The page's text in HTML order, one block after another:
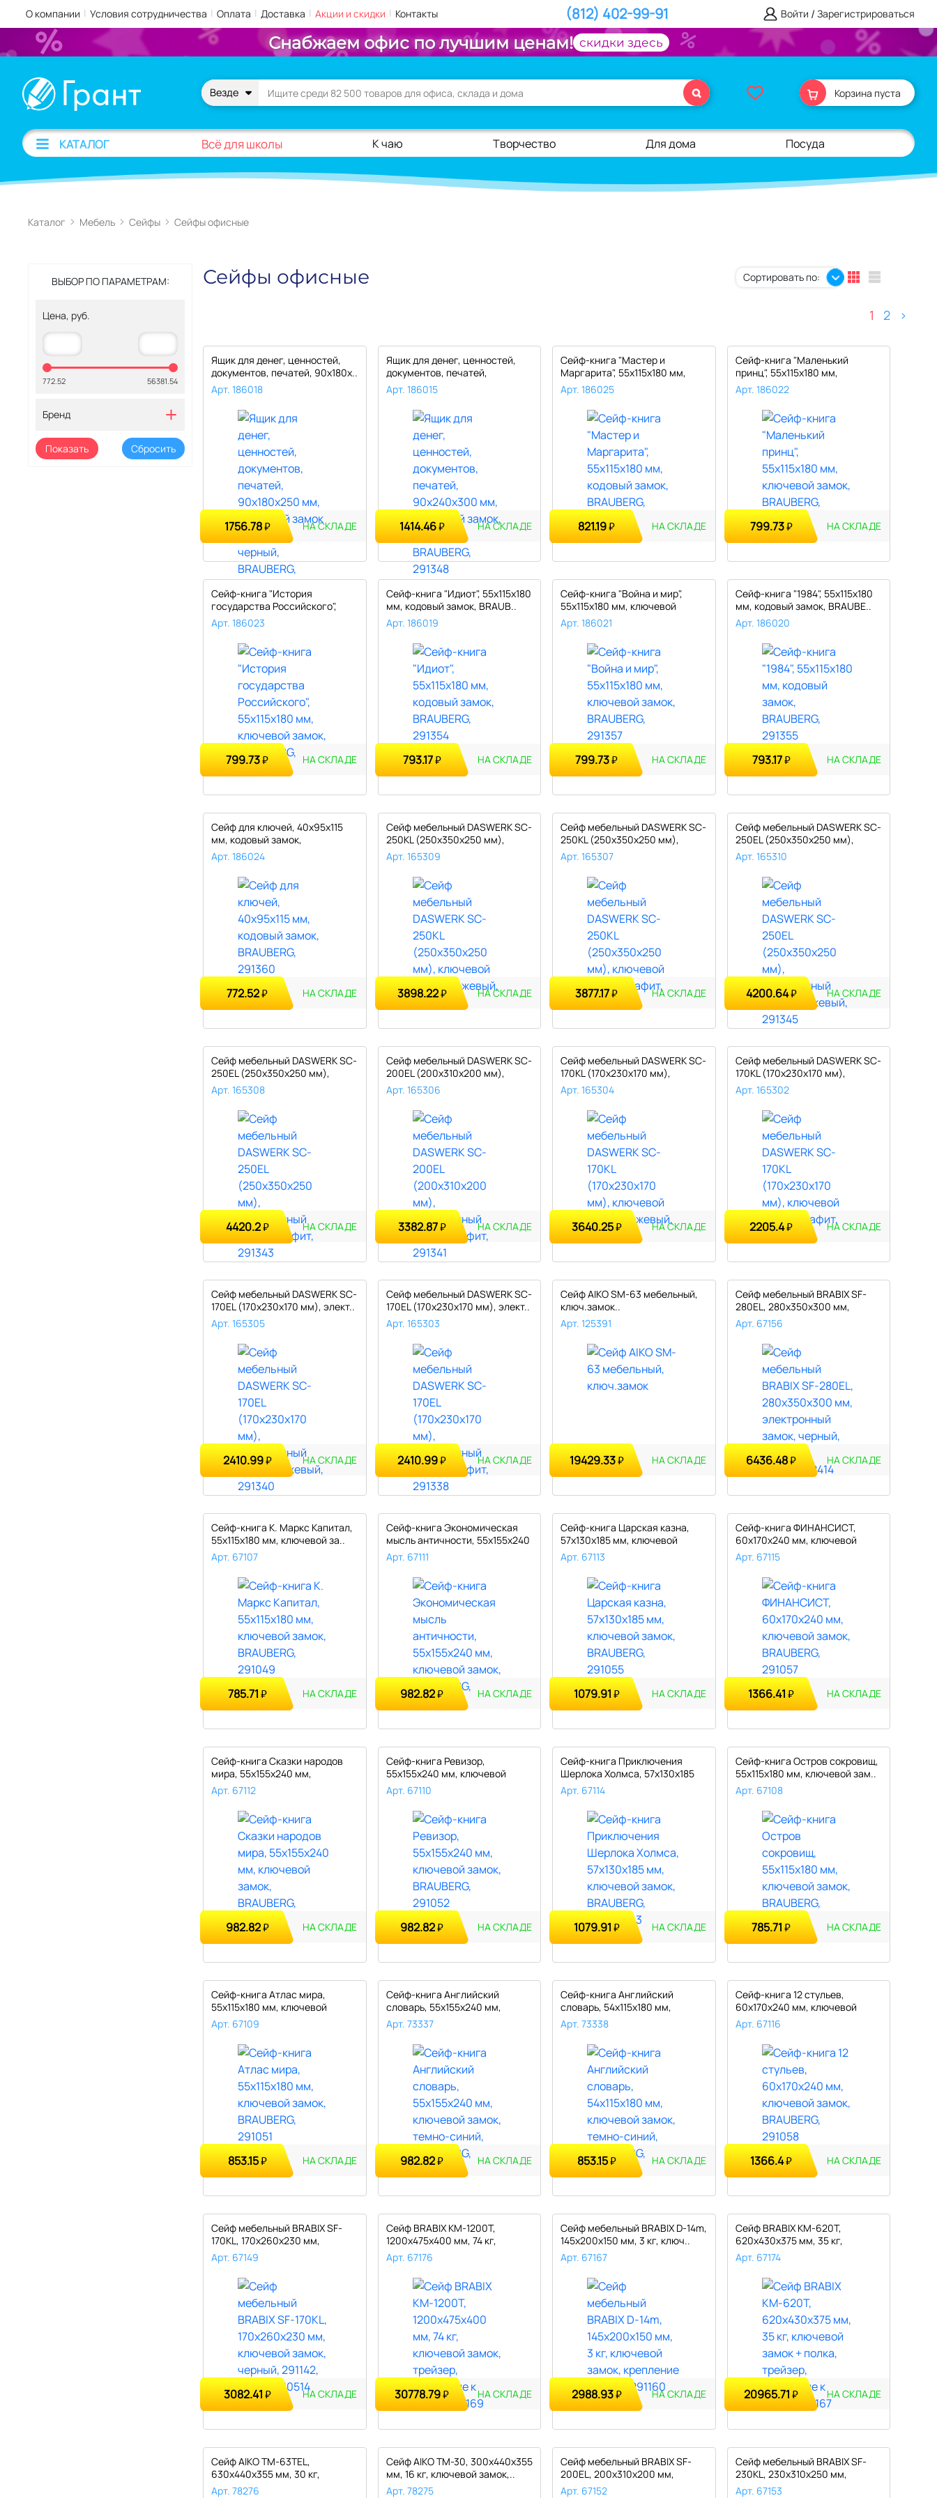
О компании | Условия сотрудничества | Оплата | Доставка | Акции и скидки | Контакты (812) 402-99-91 Войти / Зарегистрироваться
Снабжаем офис по лучшим ценам! скидки здесь
Везде Корзина пуста
КАТАЛОГ Всё для школы К чаю Творчество Для дома Посуда
Каталог Мебель Сейфы Сейфы офисные
ВЫБОР ПО ПАРАМЕТРАМ:
Цена, руб.
772.52 56381.54
Бренд
Сейфы офисные Сортировать по:
1 2 >
Ящик для денег, ценностей,
документов, печатей, 90х180х..
Арт. 186018
1756.78₽ НА СКЛАДЕ
Ящик для денег, ценностей,
документов, печатей,
90х240х..
Арт. 186015
1414.46₽ НА СКЛАДЕ
Сейф-книга "Мастер и
Маргарита", 55х115х180 мм,
кодовый..
Арт. 186025
821.19₽ НА СКЛАДЕ
Сейф-книга "Маленький
принц", 55х115х180 мм,
ключевой з..
Арт. 186022
799.73₽ НА СКЛАДЕ
Сейф-книга "История
государства Российского",
55х115х18..
Арт. 186023
799.73₽ НА СКЛАДЕ
Сейф-книга "Идиот", 55х115х180
мм, кодовый замок, BRAUB..
Арт. 186019
793.17₽ НА СКЛАДЕ
Сейф-книга "Война и мир",
55х115х180 мм, ключевой
замок..
Арт. 186021
799.73₽ НА СКЛАДЕ
Сейф-книга "1984", 55х115х180
мм, кодовый замок, BRAUBE..
Арт. 186020
793.17₽ НА СКЛАДЕ
Сейф для ключей, 40x95x115
мм, кодовый замок,
BRAUBERG,..
Арт. 186024
772.52₽ НА СКЛАДЕ
Сейф мебельный DASWERK SC-
250KL (250х350х250 мм),
ключе..
Арт. 165309
3898.22₽ НА СКЛАДЕ
Сейф мебельный DASWERK SC-
250KL (250х350х250 мм),
ключе..
Арт. 165307
3877.17₽ НА СКЛАДЕ
Сейф мебельный DASWERK SC-
250EL (250х350х250 мм),
элект..
Арт. 165310
4200.64₽ НА СКЛАДЕ
Сейф мебельный DASWERK SC-
250EL (250х350х250 мм),
элект..
Арт. 165308
4420.2₽ НА СКЛАДЕ
Сейф мебельный DASWERK SC-
200EL (200х310х200 мм),
элект..
Арт. 165306
3382.87₽ НА СКЛАДЕ
Сейф мебельный DASWERK SC-
170KL (170х230х170 мм),
ключе..
Арт. 165304
3640.25₽ НА СКЛАДЕ
Сейф мебельный DASWERK SC-
170KL (170х230х170 мм),
ключе..
Арт. 165302
2205.4₽ НА СКЛАДЕ
Сейф мебельный DASWERK SC-
170EL (170х230х170 мм), элект..
Арт. 165305
2410.99₽ НА СКЛАДЕ
Сейф мебельный DASWERK SC-
170EL (170х230х170 мм), элект..
Арт. 165303
2410.99₽ НА СКЛАДЕ
Сейф AIKO SM-63 мебельный,
ключ.замок..
Арт. 125391
19429.33₽ НА СКЛАДЕ
Сейф мебельный BRABIX SF-
280EL, 280х350х300 мм,
электро..
Арт. 67156
6436.48₽ НА СКЛАДЕ
Сейф-книга К. Маркс Капитал,
55х115х180 мм, ключевой за..
Арт. 67107
785.71 ₽ НА СКЛАДЕ
Сейф-книга Экономическая
мысль античности, 55х155х240
м..
Арт. 67111
982.82₽ НА СКЛАДЕ
Сейф-книга Царская казна,
57х130х185 мм, ключевой
замок..
Арт. 67113
1079.91 ₽ НА СКЛАДЕ
Сейф-книга ФИНАНСИСТ,
60х170х240 мм, ключевой
замок, BR..
Арт. 67115
1366.41₽ НА СКЛАДЕ
Сейф-книга Сказки народов
мира, 55х155х240 мм,
ключевой..
Арт. 67112
982.82₽ НА СКЛАДЕ
Сейф-книга Ревизор,
55х155х240 мм, ключевой
замок, BRAU..
Арт. 67110
982.82₽ НА СКЛАДЕ
Сейф-книга Приключения
Шерлока Холмса, 57х130х185
мм, к..
Арт. 67114
1079.91 ₽ НА СКЛАДЕ
Сейф-книга Остров сокровищ,
55х115х180 мм, ключевой зам..
Арт. 67108
785.71₽ НА СКЛАДЕ
Сейф-книга Атлас мира,
55х115х180 мм, ключевой
замок, B..
Арт. 67109
853.15₽ НА СКЛАДЕ
Сейф-книга Английский
словарь, 55х155х240 мм,
ключевой ..
Арт. 73337
982.82₽ НА СКЛАДЕ
Сейф-книга Английский
словарь, 54х115х180 мм,
ключевой ..
Арт. 73338
853.15₽ НА СКЛАДЕ
Сейф-книга 12 стульев,
60х170х240 мм, ключевой
замок, B..
Арт. 67116
1366.4₽ НА СКЛАДЕ
Сейф мебельный BRABIX SF-
170KL, 170х260х230 мм,
ключево..
Арт. 67149
3082.41 ₽ НА СКЛАДЕ
Сейф BRABIX КМ-1200Т,
1200х475х400 мм, 74 кг,
ключевой ..
Арт. 67176
30778.79₽ НА СКЛАДЕ
Сейф мебельный BRABIX D-14m,
145х200х150 мм, 3 кг, ключ..
Арт. 67167
2988.93₽ НА СКЛАДЕ
Сейф BRABIX КМ-620Т,
620х430х375 мм, 35 кг,
ключевой за..
Арт. 67174
20965.71₽ НА СКЛАДЕ
Сейф AIKO ТМ-63ТEL,
630х440х355 мм, 30 кг,
электронный ..
Арт. 78276
Сейф AIKO ТМ-30, 300х440х355
мм, 16 кг, ключевой замок,..
Арт. 78275
Сейф мебельный BRABIX SF-
200EL, 200х310х200 мм,
электро..
Арт. 67152
Сейф мебельный BRABIX SF-
230KL, 230х310х250 мм,
ключево..
Арт. 67153